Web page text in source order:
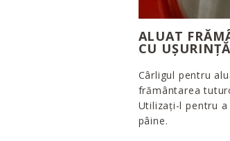
ALUAT
CU UȘURINȚĂ
Cârligul pentru
frământarea
Utilizați-l pentru
pâine.